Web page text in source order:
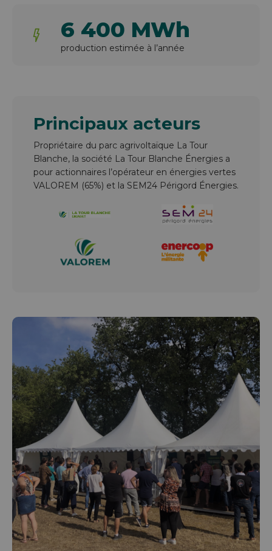
6 400 MWh
production estimée à l’année
Principaux acteurs
Propriétaire du parc agrivoltaïque La Tour
Blanche, la société La Tour Blanche Énergies a
pour actionnaires l’opérateur en énergies vertes
VALOREM (65%) et la SEM24 Périgord Énergies.